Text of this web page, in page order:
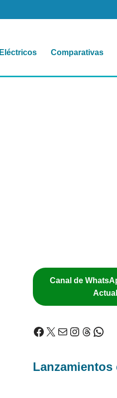
Eléctricos Comparativas
Canal de
Actual
Lanzamientos